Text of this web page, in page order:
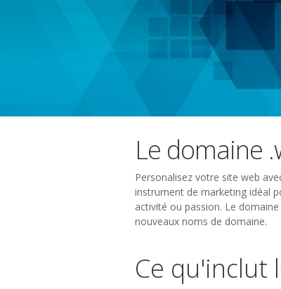
Le domaine
Personalisez votre site web
instrument de marketing idéal
activité ou passion. Le
nouveaux noms de domaine.
Ce qu'inclut